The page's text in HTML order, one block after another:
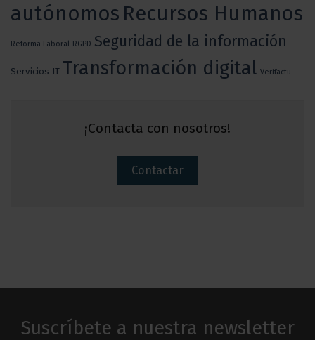
autónomos Recursos Humanos
Reforma Laboral RGPD Seguridad de la información
Servicios IT Transformación digital Verifactu
¡Contacta con nosotros!
Contactar
Suscríbete a nuestra newsletter